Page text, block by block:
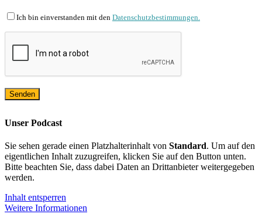
Ich bin einverstanden mit den Datenschutzbestimmungen.
Unser Podcast
Sie sehen gerade einen Platzhalterinhalt von Standard. Um auf den
eigentlichen Inhalt zuzugreifen, klicken Sie auf den Button unten.
Bitte beachten Sie, dass dabei Daten an Drittanbieter weitergegeben
werden.
Inhalt entsperren
Weitere Informationen